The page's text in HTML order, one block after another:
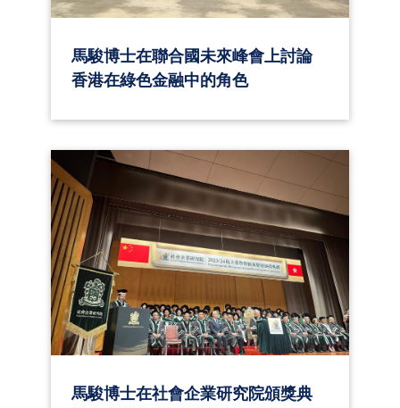
馬駿博士在聯合國未來峰會上討論
香港在綠色金融中的角色
馬駿博士在社會企業研究院頒獎典